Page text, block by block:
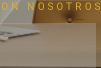
NOSOTROS